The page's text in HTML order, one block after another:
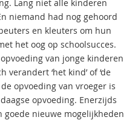
Lang niet alle kinderen
niemand had nog gehoord
en kleuters om hun
het oog op schoolsucces.
van jonge kinderen
‘het kind’ of ‘de
opvoeding van vroeger is
opvoeding. Enerzijds
nieuwe mogelijkheden